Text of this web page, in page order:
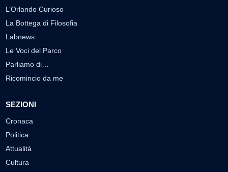
L’Orlando Curioso
La Bottega di Filosofia
Labnews
Le Voci del Parco
Parliamo di…
Ricomincio da me
SEZIONI
Cronaca
Politica
Attualità
Cultura